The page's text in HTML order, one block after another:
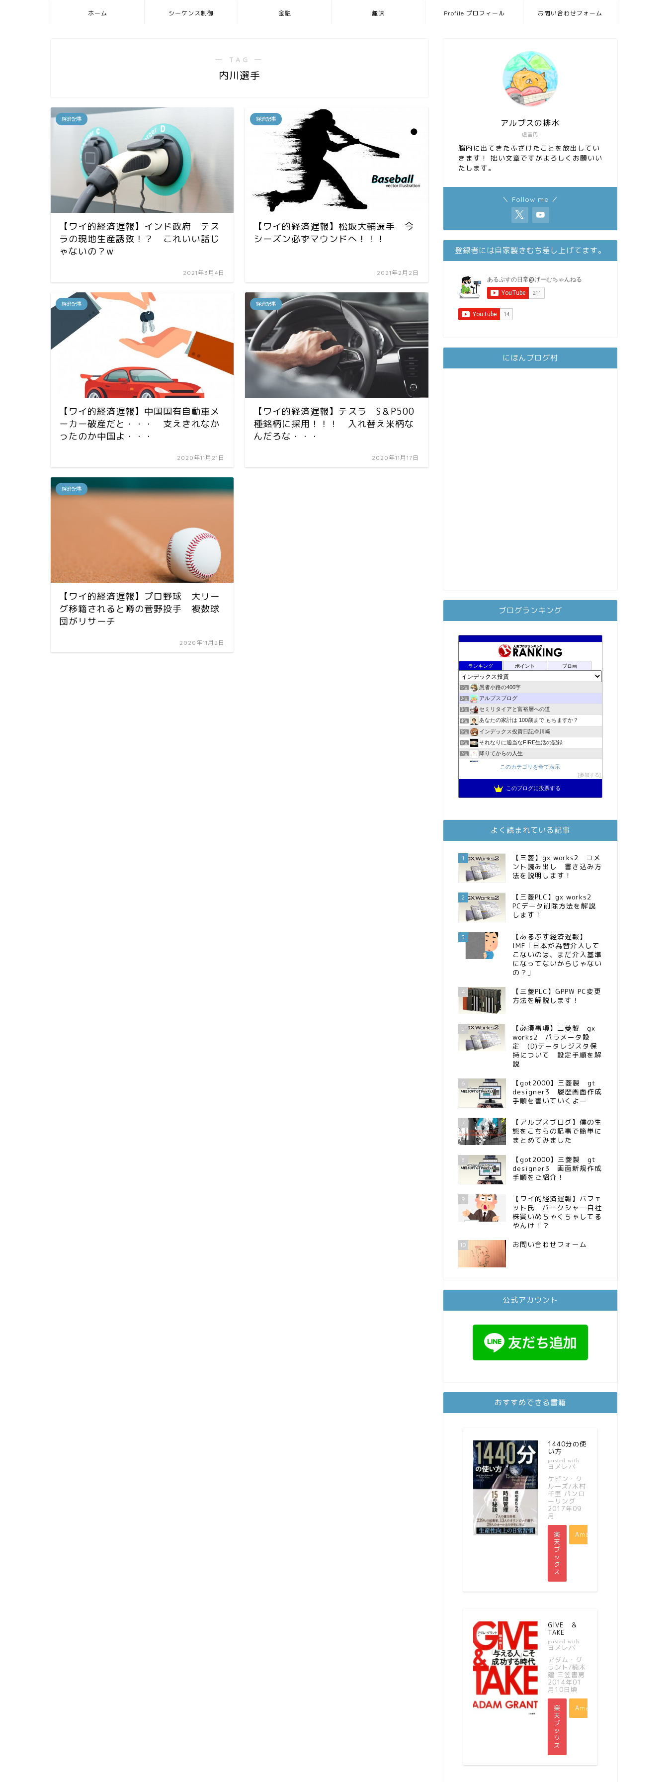
ホーム シーケンス制御 金融 趣味 Profile プロフィール お問い合わせフォーム
― TAG ―
内川選手
経済記事
【ワイ的経済遅報】インド政府 テス
ラの現地生産誘致！？ これいい話じ
ゃないの？w
2021年3月4日
経済記事
【ワイ的経済遅報】松坂大輔選手 今
シーズン必ずマウンドへ！！！
2021年2月2日
経済記事
【ワイ的経済遅報】中国国有自動車メ
ーカー破産だと・・・ 支えきれなか
ったのか中国よ・・・
2020年11月21日
経済記事
【ワイ的経済遅報】テスラ S＆P500
種銘柄に採用！！！ 入れ替え米柄な
んだろな・・・
2020年11月17日
経済記事
【ワイ的経済遅報】プロ野球 大リー
グ移籍されると噂の菅野投手 複数球
団がリサーチ
2020年11月2日
虚言氏
アルプスの排水
脳内に出てきたふざけたことを放出してい
きます！ 拙い文章ですがよろしくお願いい
たします。
＼ Follow me ／
登録者には自家製きむち差し上げてます。
にほんブログ村
ブログランキング
ランキング ポイント ブロ画
1位 愚者小路の400字
2位 アルプスブログ
3位 セミリタイアと富裕層への道
4位 あなたの家計は 100歳まで もちますか？
5位 インデックス投資日記＠川崎
6位 それなりに適当なFIRE生活の記録
7位 降りてからの人生
2023年(46歳)FIRE！！！＠20XX年FIRE！！！
スパコンSEが効率的投資で一家セミリタイアするブログ
11位 MBAのインデックス投資日記
13位 お金に困らない生活（インデックス投資ブログ）
FPが実践するお金の知恵を磨く勉強会
15位 インデックス投資でも富裕層
このカテゴリを全て表示
参加する
このブログに投票する
よく読まれている記事
1
【三菱】gx works2 コメ
ント読み出し 書き込み方
法を説明します！
2
【三菱PLC】gx works2
PCデータ削除方法を解説
します！
3
【あるぷす経済遅報】
IMF「日本が為替介入して
こないのは、まだ介入基準
になってないからじゃない
の？」
4
【三菱PLC】GPPW PC変更
方法を解説します！
5
【必須事項】三菱製 gx
works2 パラメータ設
定 (D)データレジスタ保
持について 設定手順を解
説
6
【got2000】三菱製 gt
designer3 履歴画面作成
手順を書いていくよー
7
【アルプスブログ】僕の生
態をこちらの記事で簡単に
まとめてみました
8
【got2000】三菱製 gt
designer3 画面新規作成
手順をご紹介！
9
【ワイ的経済遅報】バフェ
ット氏 バークシャー自社
株買いめちゃくちゃしてる
やんけ！？
10 お問い合わせフォーム
公式アカウント
おすすめできる書籍
1440分の使
い方
posted with
ヨメレバ
ケビン・ク
ルーズ/木村
千里 パンロ
ーリング
2017年09
月
楽
天
ブ
ッ
ク
ス
Amazon
GIVE ＆
TAKE
posted with
ヨメレバ
アダム・グ
ラント/楠木
建 三笠書房
2014年01
月10日頃
楽
天
ブ
ッ
ク
ス
Amazon